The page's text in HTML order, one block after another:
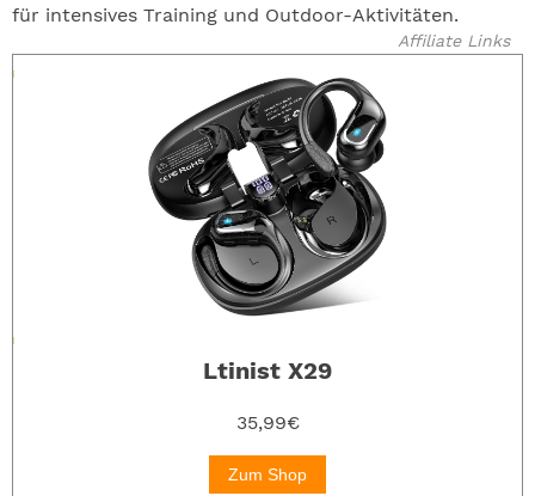
für intensives Training und Outdoor-Aktivitäten.
Affiliate Links
Ltinist X29
35,99€
Zum Shop